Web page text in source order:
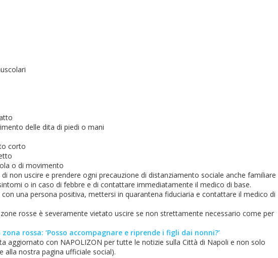
delle dita di piedi o mani
corto
o di movimento
non uscire e prendere ogni precauzione di distanziamento sociale anche familiare
o in caso di febbre e di contattare immediatamente il medico di base.
una persona positiva, mettersi in quarantena fiduciaria e contattare il medico di
rosse è severamente vietato uscire se non strettamente necessario come per
rossa: ‘Posso accompagnare e riprende i figli dai nonni?’
aggiornato con NAPOLIZON per tutte le notizie sulla Città di Napoli e non solo
alla nostra pagina ufficiale social).